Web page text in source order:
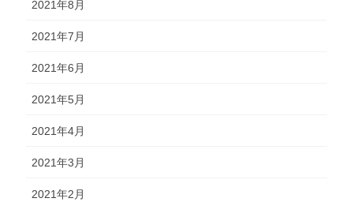
2021年8月
2021年7月
2021年6月
2021年5月
2021年4月
2021年3月
2021年2月